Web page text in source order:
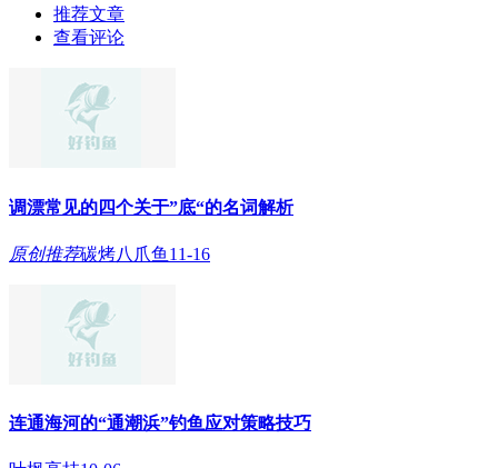
推荐文章
查看评论
调漂常见的四个关于”底“的名词解析
原创推荐碳烤八爪鱼 11-16
连通海河的“通潮浜”钓鱼应对策略技巧